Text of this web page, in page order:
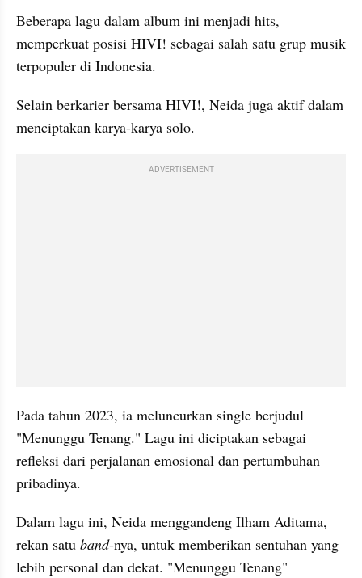
Beberapa lagu dalam album ini menjadi hits,
memperkuat posisi HIVI! sebagai salah satu grup musik
terpopuler di Indonesia.
Selain berkarier bersama HIVI!, Neida juga aktif dalam
menciptakan karya-karya solo.
ADVERTISEMENT
Pada tahun 2023, ia meluncurkan single berjudul
"Menunggu Tenang." Lagu ini diciptakan sebagai
refleksi dari perjalanan emosional dan pertumbuhan
pribadinya.
Dalam lagu ini, Neida menggandeng Ilham Aditama,
rekan satu band-nya, untuk memberikan sentuhan yang
lebih personal dan dekat. "Menunggu Tenang"